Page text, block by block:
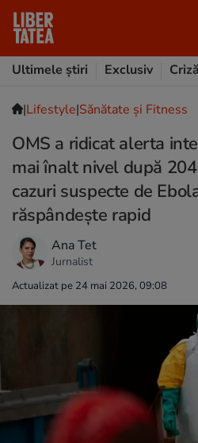
Ultimele știri
Exclusiv
|Lifestyle|Sănătate și Fitness
OMS a ridicat alerta
mai înalt nivel după
cazuri suspecte de
răspândește rapid
Ana Tet
Jurnalist
Actualizat pe 24 mai 2026, 09:08